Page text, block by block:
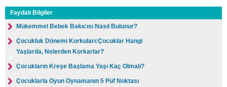
Faydalı Bilgiler
Mükemmel Bebek Bakıcısı Nasıl Bulunur?
Çocukluk Dönemi Korkuları:Çocuklar Hangi
Yaşlarda, Nelerden Korkarlar?
Çocukların Kreşe Başlama Yaşı Kaç Olmalı?
Çocuklarla Oyun Oynamanın 5 Püf Noktası